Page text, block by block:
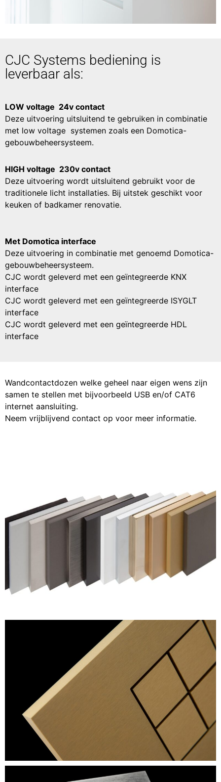
CJC Systems bediening is
leverbaar als:
LOW voltage 24v contact
Deze uitvoering uitsluitend te gebruiken in combinatie
met low voltage systemen zoals een Domotica-
gebouwbeheersysteem.
HIGH voltage 230v contact
Deze uitvoering wordt uitsluitend gebruikt voor de
traditionele licht installaties. Bij uitstek geschikt voor
keuken of badkamer renovatie.
Met Domotica interface
Deze uitvoering in combinatie met genoemd Domotica-
gebouwbeheersysteem.
CJC wordt geleverd met een geïntegreerde KNX
interface
CJC wordt geleverd met een geïntegreerde ISYGLT
interface
CJC wordt geleverd met een geïntegreerde HDL
interface
Wandcontactdozen welke geheel naar eigen wens zijn
samen te stellen met bijvoorbeeld USB en/of CAT6
internet aansluiting.
Neem vrijblijvend contact op voor meer informatie.